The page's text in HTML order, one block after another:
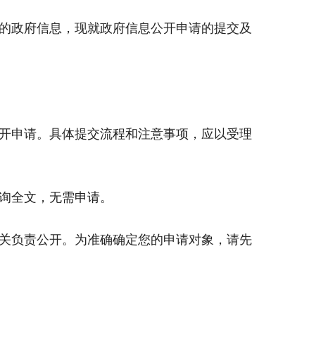
府信息，现就政府信息公开申请的提交及
请。具体提交流程和注意事项，应以受理
文，无需申请。
责公开。为准确确定您的申请对象，请先